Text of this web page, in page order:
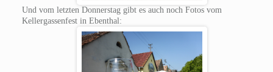
Und vom letzten Donnerstag gibt es auch noch Fotos vom
Kellergassenfest in Ebenthal: